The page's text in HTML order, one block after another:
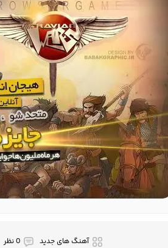
آهنگ های جدید 0 نظر